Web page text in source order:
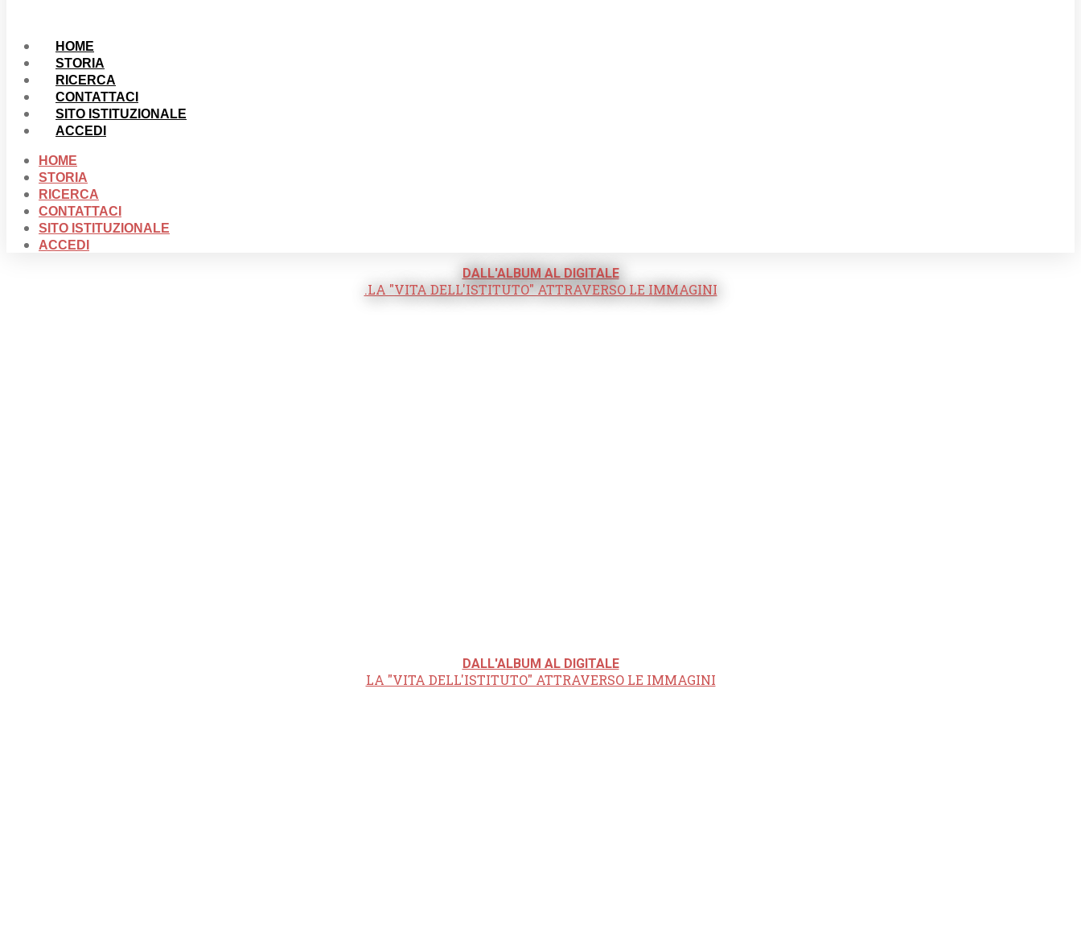
HOME
STORIA
RICERCA
CONTATTACI
SITO ISTITUZIONALE
ACCEDI
HOME
STORIA
RICERCA
CONTATTACI
SITO ISTITUZIONALE
ACCEDI
DALL'ALBUM AL DIGITALE
.LA "VITA DELL'ISTITUTO" ATTRAVERSO LE IMMAGINI
DALL'ALBUM AL DIGITALE
LA "VITA DELL'ISTITUTO" ATTRAVERSO LE IMMAGINI